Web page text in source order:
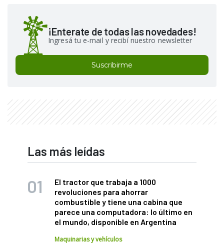
¡Enterate de todas las novedades!
Ingresá tu e-mail y recibí nuestro newsletter
Suscribirme
Las más leídas
El tractor que trabaja a 1000
revoluciones para ahorrar
combustible y tiene una cabina que
parece una computadora: lo último en
el mundo, disponible en Argentina
Maquinarias y vehículos